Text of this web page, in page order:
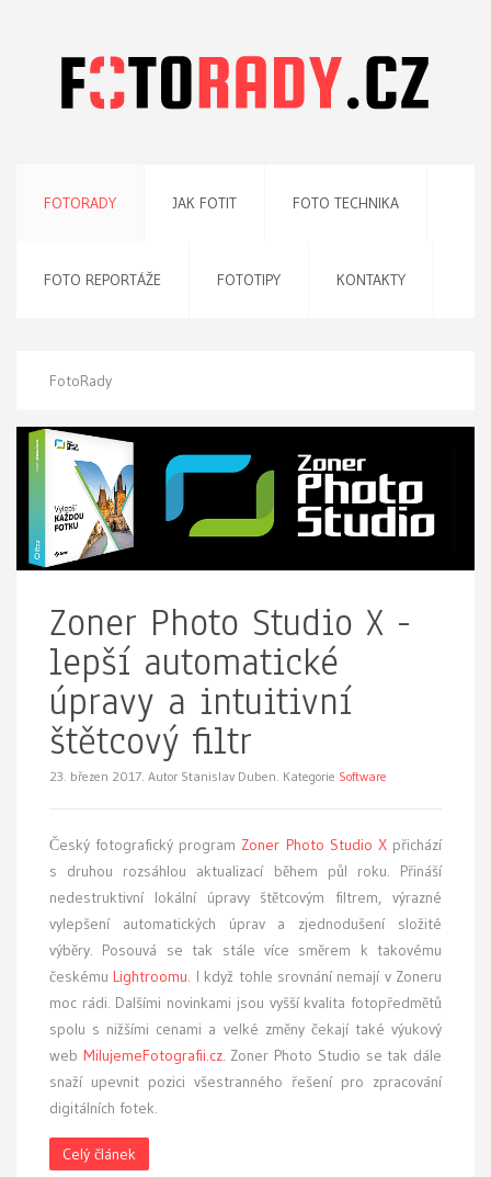
FOTORADY JAK FOTIT FOTO TECHNIKA
FOTO REPORTÁŽE FOTOTIPY KONTAKTY
FotoRady
Zoner Photo Studio X -
lepší automatické
úpravy a intuitivní
štětcový filtr
23. březen 2017. Autor Stanislav Duben. Kategorie Software
Český fotografický program Zoner Photo Studio Xpřichází
s druhou rozsáhlou aktualizací během půl roku. Přináší
nedestruktivní lokální úpravy štětcovým filtrem, výrazné
vylepšení automatických úprav a zjednodušení složité
výběry. Posouvá se tak stále více směrem k takovému
českému Lightroomu. I když tohle srovnání nemají v Zoneru
moc rádi. Dalšími novinkami jsou vyšší kvalita fotopředmětů
spolu s nižšími cenami a velké změny čekají také výukový
web MilujemeFotografii.cz. Zoner Photo Studio se tak dále
snaží upevnit pozici všestranného řešení pro zpracování
digitálních fotek.
Celý článek